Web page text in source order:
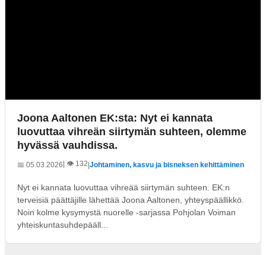
Joona Aaltonen EK:sta: Nyt ei kannata
luovuttaa vihreän siirtymän suhteen, olemme
hyvässä vauhdissa.
📅 05.03.2026 | 👁️ 132|Johtaminen, kasvu ja bisneksen kehittäminen
Nyt ei kannata luovuttaa vihreää siirtymän suhteen. EK:n
terveisiä päättäjille lähettää Joona Aaltonen, yhteyspäällikkö.
Noin kolme kysymystä nuorelle -sarjassa Pohjolan Voiman
yhteiskuntasuhdepääll...